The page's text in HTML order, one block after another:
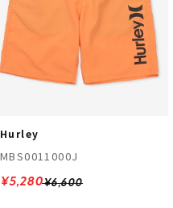
Hurley
MBS0011000J
¥6,600
¥5,280